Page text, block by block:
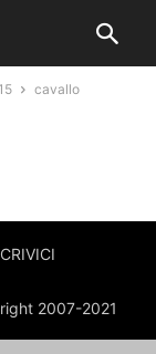
cavallo
2007-2021